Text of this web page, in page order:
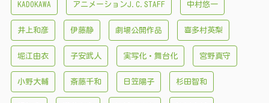
KADOKAWA アニメーションJ.C.STAFF 中村悠一
井上和彦 伊藤静 劇場公開作品 喜多村英梨
堀江由衣 子安武人 実写化・舞台化 宮野真守
小野大輔 斎藤千和 日笠陽子 杉田智和